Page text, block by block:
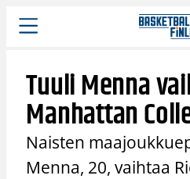
Siirry
sisältöön
Tuuli Menna
Manhattan
Naisten
Menna, 20, vaihtaa